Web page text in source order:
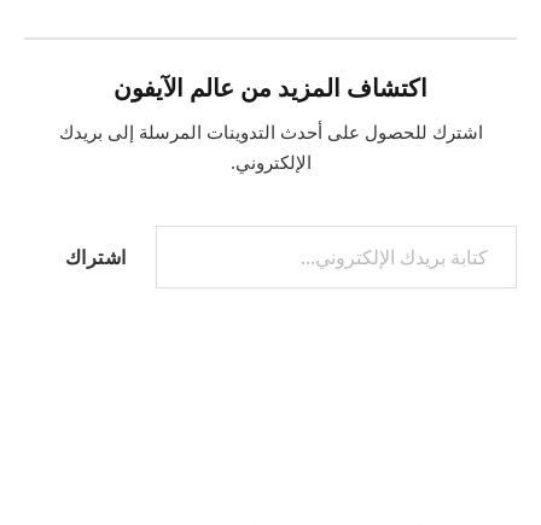
اكتشاف المزيد من عالم الآيفون
اشترك للحصول على أحدث التدوينات المرسلة إلى بريدك
الإلكتروني.
كتابة بريدك الإلكتروني...
اشتراك